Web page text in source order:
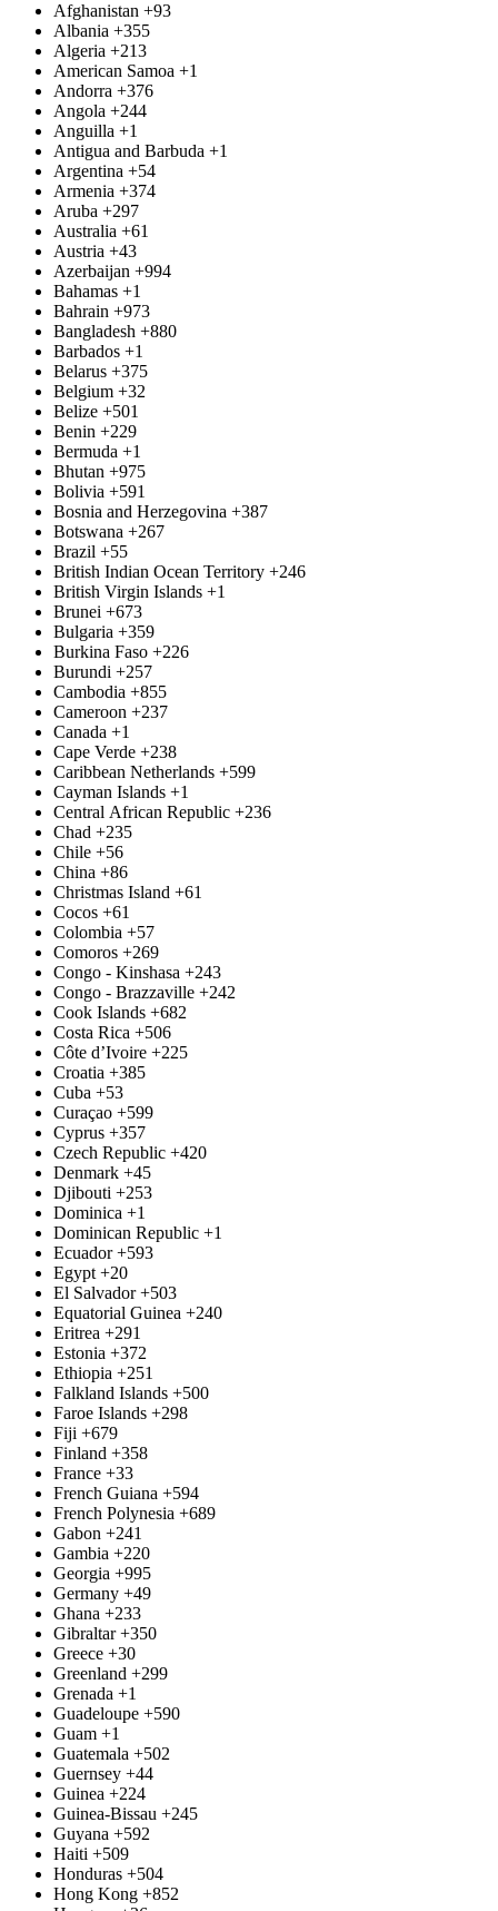
Afghanistan +93
Albania +355
Algeria +213
American Samoa +1
Andorra +376
Angola +244
Anguilla +1
Antigua and Barbuda +1
Argentina +54
Armenia +374
Aruba +297
Australia +61
Austria +43
Azerbaijan +994
Bahamas +1
Bahrain +973
Bangladesh +880
Barbados +1
Belarus +375
Belgium +32
Belize +501
Benin +229
Bermuda +1
Bhutan +975
Bolivia +591
Bosnia and Herzegovina +387
Botswana +267
Brazil +55
British Indian Ocean Territory +246
British Virgin Islands +1
Brunei +673
Bulgaria +359
Burkina Faso +226
Burundi +257
Cambodia +855
Cameroon +237
Canada +1
Cape Verde +238
Caribbean Netherlands +599
Cayman Islands +1
Central African Republic +236
Chad +235
Chile +56
China +86
Christmas Island +61
Cocos +61
Colombia +57
Comoros +269
Congo - Kinshasa +243
Congo - Brazzaville +242
Cook Islands +682
Costa Rica +506
Côte d’Ivoire +225
Croatia +385
Cuba +53
Curaçao +599
Cyprus +357
Czech Republic +420
Denmark +45
Djibouti +253
Dominica +1
Dominican Republic +1
Ecuador +593
Egypt +20
El Salvador +503
Equatorial Guinea +240
Eritrea +291
Estonia +372
Ethiopia +251
Falkland Islands +500
Faroe Islands +298
Fiji +679
Finland +358
France +33
French Guiana +594
French Polynesia +689
Gabon +241
Gambia +220
Georgia +995
Germany +49
Ghana +233
Gibraltar +350
Greece +30
Greenland +299
Grenada +1
Guadeloupe +590
Guam +1
Guatemala +502
Guernsey +44
Guinea +224
Guinea-Bissau +245
Guyana +592
Haiti +509
Honduras +504
Hong Kong +852